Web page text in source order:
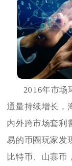
2016年市场
通量持续增长，
内外跨市场套利
易的币圈玩家发
比特币、山寨币